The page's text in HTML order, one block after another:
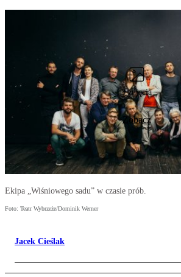
3 zdjęcia
Zobacz
Ekipa „Wiśniowego sadu” w czasie prób.
Foto: Teatr Wybrzeże/Dominik Werner
Jacek Cieślak